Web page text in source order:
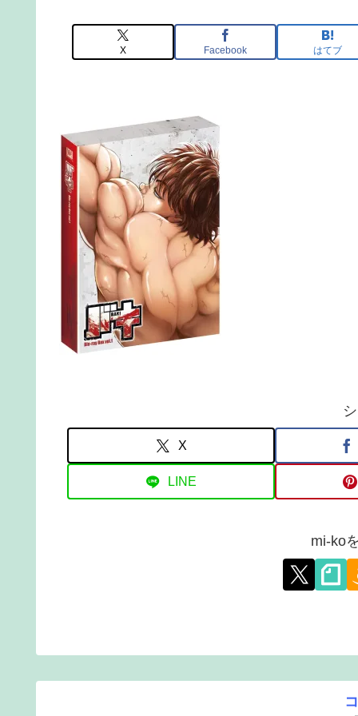
X Facebook はてブ
X
LINE
mi-ko